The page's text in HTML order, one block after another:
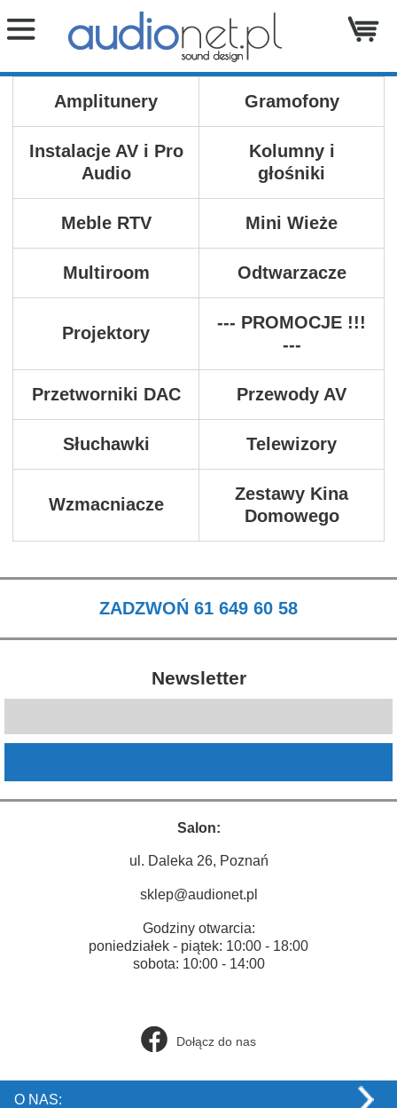
Amplitunery Gramofony
Instalacje AV i Pro
Audio
Kolumny i
głośniki
Meble RTV Mini Wieże
Multiroom Odtwarzacze
Projektory
--- PROMOCJE !!!
---
Przetworniki DAC Przewody AV
Słuchawki Telewizory
Wzmacniacze
Zestawy Kina
Domowego
ZADZWOŃ 61 649 60 58
Newsletter
Salon:
ul. Daleka 26, Poznań
sklep@audionet.pl
Godziny otwarcia:
poniedziałek - piątek: 10:00 - 18:00
sobota: 10:00 - 14:00
Dołącz do nas
O NAS: